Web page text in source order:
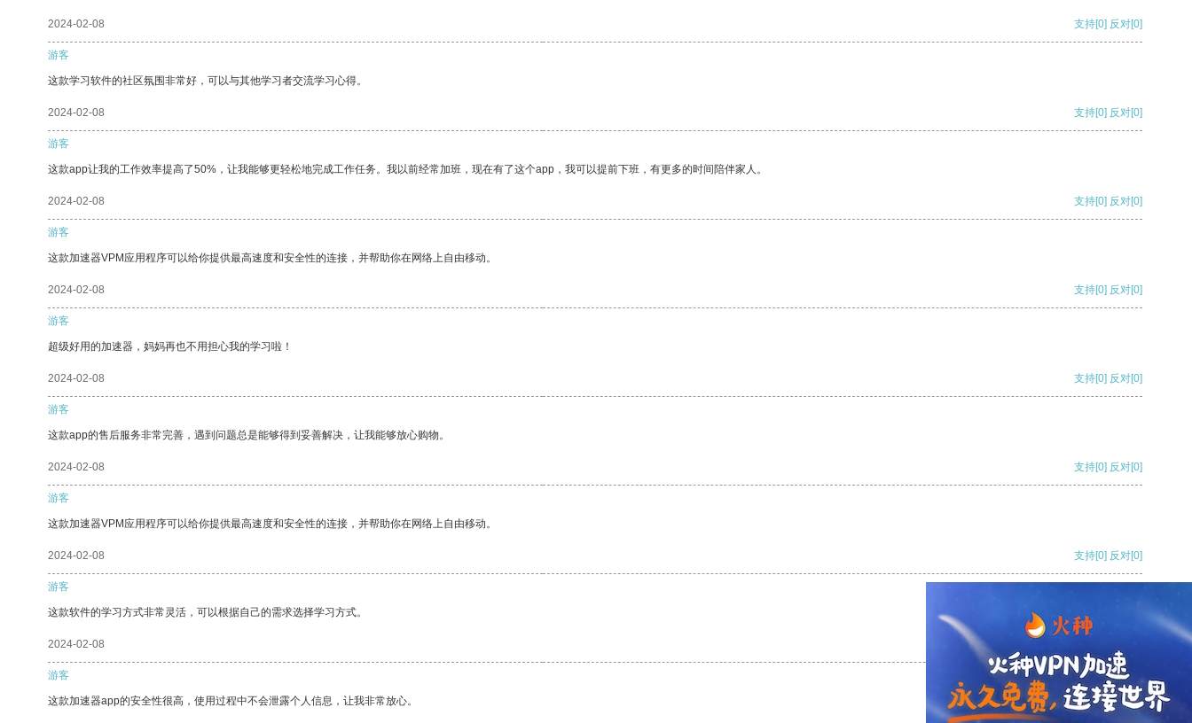
2024-02-08 支持[0] 反对[0]
游客
这款学习软件的社区氛围非常好，可以与其他学习者交流学习心得。
2024-02-08 支持[0] 反对[0]
游客
这款app让我的工作效率提高了50%，让我能够更轻松地完成工作任务。我以前经常加班，现在有了这个app，我可以提前下班，有更多的时间陪伴家人。
2024-02-08 支持[0] 反对[0]
游客
这款加速器VPM应用程序可以给你提供最高速度和安全性的连接，并帮助你在网络上自由移动。
2024-02-08 支持[0] 反对[0]
游客
超级好用的加速器，妈妈再也不用担心我的学习啦！
2024-02-08 支持[0] 反对[0]
游客
这款app的售后服务非常完善，遇到问题总是能够得到妥善解决，让我能够放心购物。
2024-02-08 支持[0] 反对[0]
游客
这款加速器VPM应用程序可以给你提供最高速度和安全性的连接，并帮助你在网络上自由移动。
2024-02-08 支持[0] 反对[0]
游客
这款软件的学习方式非常灵活，可以根据自己的需求选择学习方式。
2024-02-08
游客
这款加速器app的安全性很高，使用过程中不会泄露个人信息，让我非常放心。